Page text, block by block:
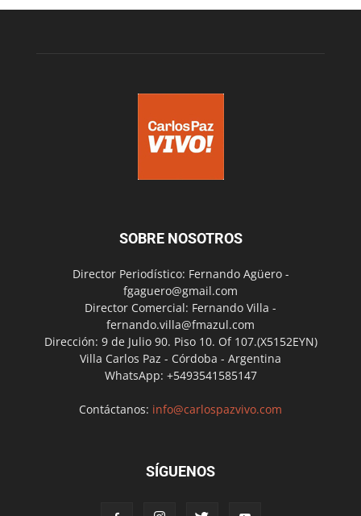
SOBRE NOSOTROS
Director Periodístico: Fernando Agüero -
fgaguero@gmail.com
Director Comercial: Fernando Villa -
fernando.villa@fmazul.com
Dirección: 9 de Julio 90. Piso 10. Of 107.(X5152EYN)
Villa Carlos Paz - Córdoba - Argentina
WhatsApp: +5493541585147
Contáctanos: info@carlospazvivo.com
SÍGUENOS